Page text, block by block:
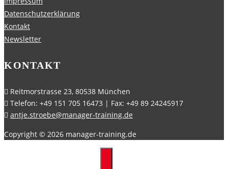
Datenschutzerklärung
Kontakt
Newsletter
KONTAKT
Reitmorstrasse 23, 80538 München
Telefon: +49 151 705 16473 | Fax: +49 89 24245917
antje.stroebe@manager-training.de
Copyright © 2026 manager-training.de